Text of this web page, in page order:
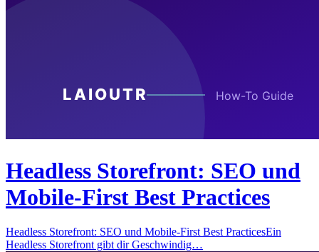
Headless Storefront: SEO und
Mobile-First Best Practices
Headless Storefront: SEO und Mobile-First Best PracticesEin
Headless Storefront gibt dir Geschwindig…